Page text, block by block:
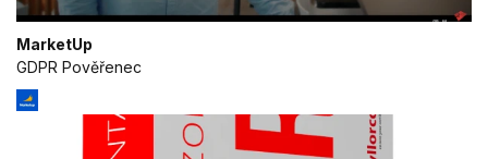
MarketUp
GDPR Pověřenec